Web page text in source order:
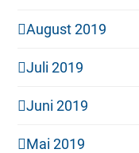
August 2019
Juli 2019
Juni 2019
Mai 2019